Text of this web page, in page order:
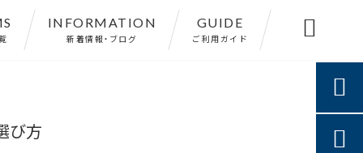
INFORMATION
新着情報・ブログ
GUIDE
ご利用ガイド 
び方

